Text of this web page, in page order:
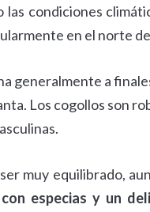
las condiciones
en el norte
generalmente a
Los cogollos son
muy equilibrado,
especias y un